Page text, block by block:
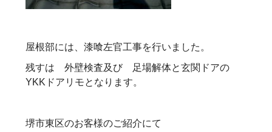
屋根部には、漆喰左官工事を行いました。
残すは 外壁検査及び 足場解体と玄関ドアの
YKKドアリモとなります。
堺市東区のお客様のご紹介にて